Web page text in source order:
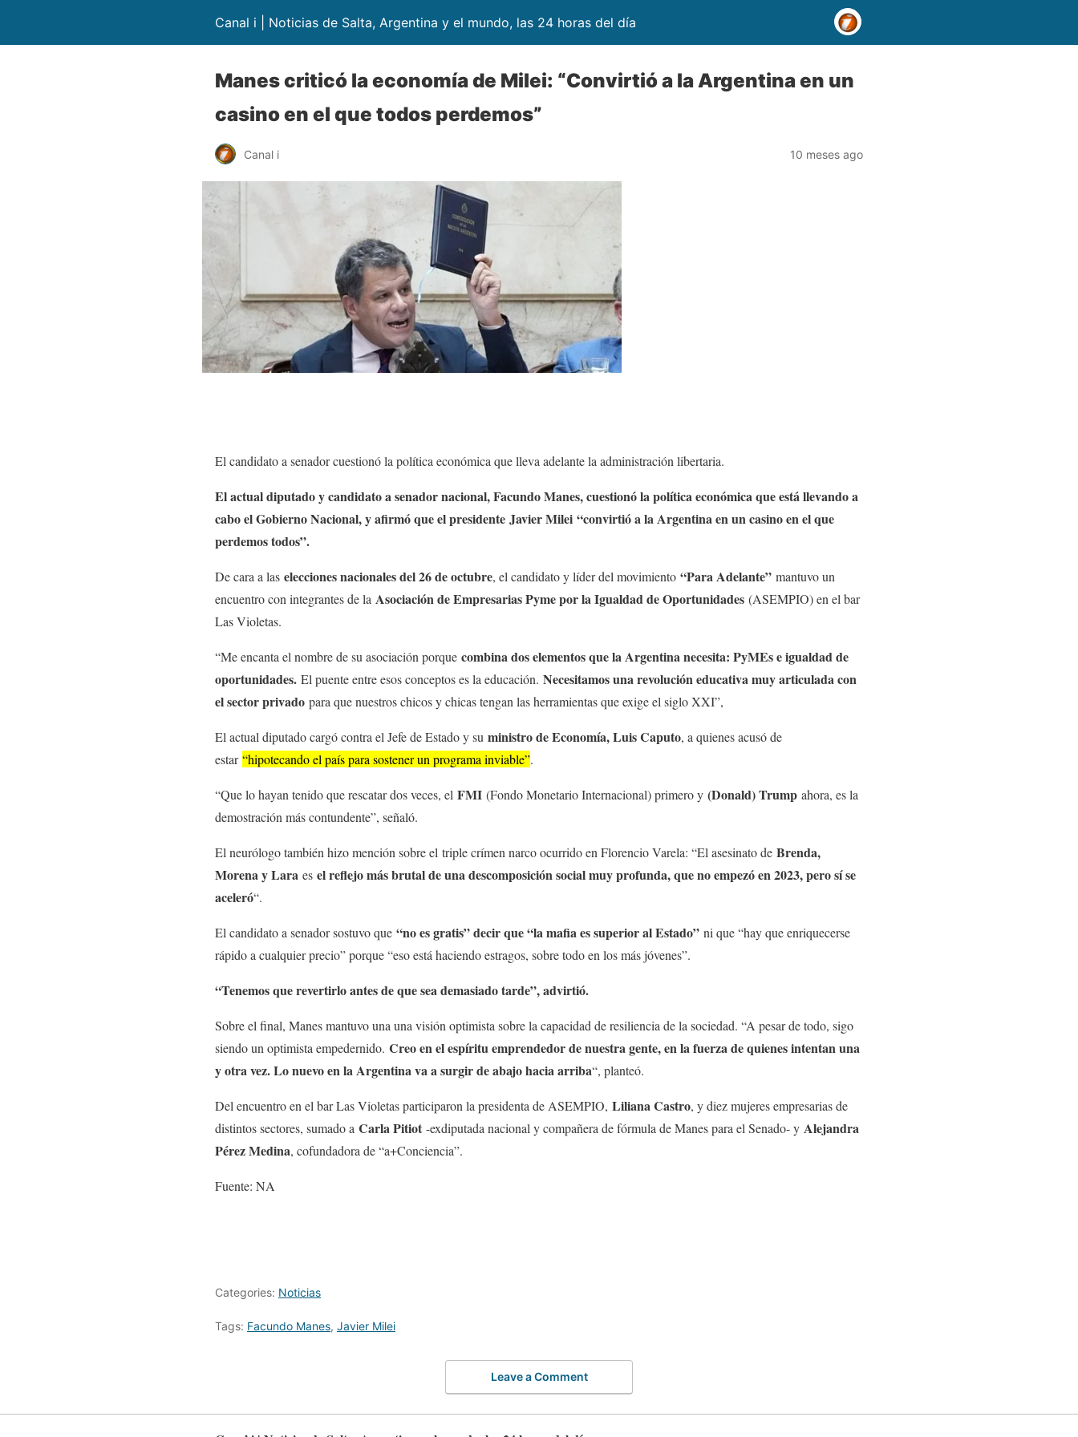
Canal i | Noticias de Salta, Argentina y el mundo, las 24 horas del día
Manes criticó la economía de Milei: “Convirtió a la Argentina en un
casino en el que todos perdemos”
Canal i 10 meses ago
El candidato a senador cuestionó la política económica que lleva adelante la administración libertaria.
El actual diputado y candidato a senador nacional, Facundo Manes, cuestionó la política económica que está llevando a
cabo el Gobierno Nacional, y afirmó que el presidente Javier Milei “convirtió a la Argentina en un casino en el que
perdemos todos”.
De cara a las elecciones nacionales del 26 de octubre, el candidato y líder del movimiento “Para Adelante” mantuvo un
encuentro con integrantes de la Asociación de Empresarias Pyme por la Igualdad de Oportunidades (ASEMPIO) en el bar
Las Violetas.
“Me encanta el nombre de su asociación porque combina dos elementos que la Argentina necesita: PyMEs e igualdad de
oportunidades. El puente entre esos conceptos es la educación. Necesitamos una revolución educativa muy articulada con
el sector privado para que nuestros chicos y chicas tengan las herramientas que exige el siglo XXI”,
El actual diputado cargó contra el Jefe de Estado y su ministro de Economía, Luis Caputo, a quienes acusó de
estar“hipotecando el país para sostener un programa inviable”.
“Que lo hayan tenido que rescatar dos veces, el FMI (Fondo Monetario Internacional) primero y (Donald) Trump ahora, es la
demostración más contundente”, señaló.
El neurólogo también hizo mención sobre el triple crímen narco ocurrido en Florencio Varela: “El asesinato de Brenda,
Morena y Lara es el reflejo más brutal de una descomposición social muy profunda, que no empezó en 2023, pero sí se
aceleró“.
El candidato a senador sostuvo que “no es gratis” decir que “la mafia es superior al Estado” ni que “hay que enriquecerse
rápido a cualquier precio” porque “eso está haciendo estragos, sobre todo en los más jóvenes”.
“Tenemos que revertirlo antes de que sea demasiado tarde”, advirtió.
Sobre el final, Manes mantuvo una una visión optimista sobre la capacidad de resiliencia de la sociedad. “A pesar de todo, sigo
siendo un optimista empedernido. Creo en el espíritu emprendedor de nuestra gente, en la fuerza de quienes intentan una
y otra vez. Lo nuevo en la Argentina va a surgir de abajo hacia arriba“, planteó.
Del encuentro en el bar Las Violetas participaron la presidenta de ASEMPIO, Liliana Castro, y diez mujeres empresarias de
distintos sectores, sumado a Carla Pitiot -exdiputada nacional y compañera de fórmula de Manes para el Senado- y Alejandra
Pérez Medina, cofundadora de “a+Conciencia”.
Fuente: NA
Categories: Noticias
Tags: Facundo Manes, Javier Milei
Leave a Comment